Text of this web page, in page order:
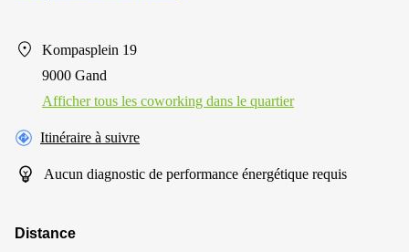
Kompasplein 19
9000 Gand
Afficher tous les сoworking dans le quartier
Itinéraire à suivre
Aucun diagnostic de performance énergétique requis
Distance